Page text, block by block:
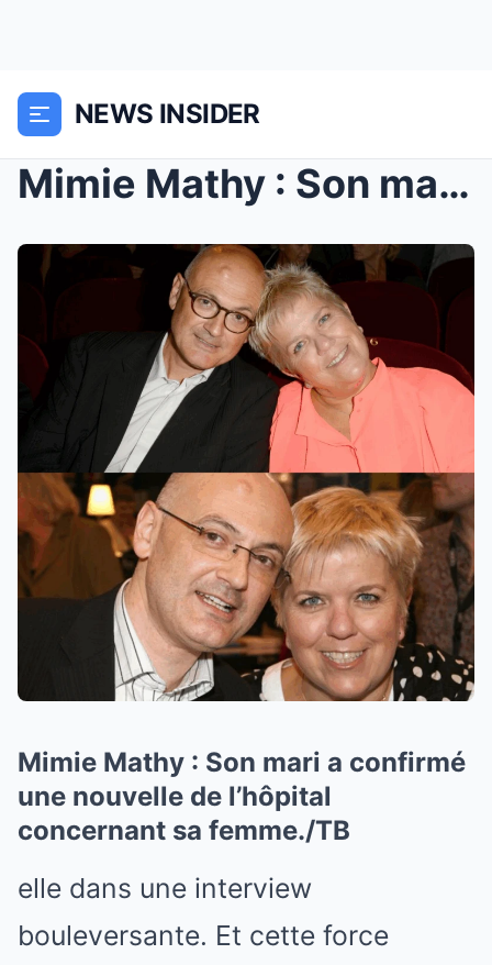
NEWS INSIDER
Mimie Mathy : Son mari a confirmé une nouvelle de ...
Mimie Mathy : Son mari a confirmé
une nouvelle de l’hôpital
concernant sa femme./TB
elle dans une interview
bouleversante. Et cette force